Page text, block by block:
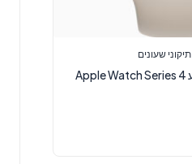
,תיקוני שעונים
החלפת מסך LCD+מגע Apple Watch Series 4